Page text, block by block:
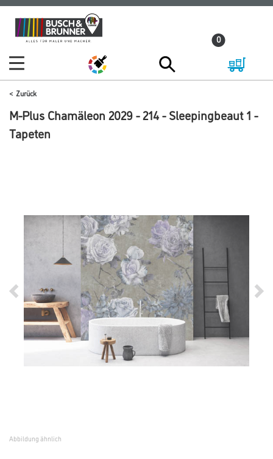
Zum
Inhalt
Zum
Navigationsmenü
0
Zurück
M-Plus Chamäleon 2029 - 214 - Sleepingbeaut 1 -
Tapeten
Abbildung ähnlich